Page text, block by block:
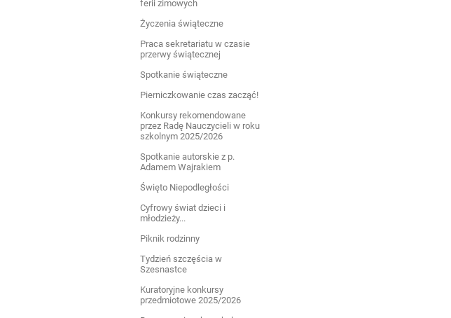
ferii zimowych
Życzenia świąteczne
Praca sekretariatu w czasie
przerwy świątecznej
Spotkanie świąteczne
Pierniczkowanie czas zacząć!
Konkursy rekomendowane
przez Radę Nauczycieli w roku
szkolnym 2025/2026
Spotkanie autorskie z p.
Adamem Wajrakiem
Święto Niepodległości
Cyfrowy świat dzieci i
młodzieży...
Piknik rodzinny
Tydzień szczęścia w
Szesnastce
Kuratoryjne konkursy
przedmiotowe 2025/2026